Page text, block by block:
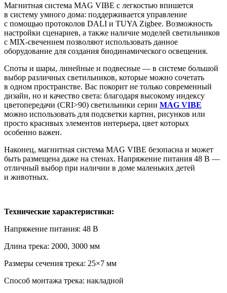
Магнитная система MAG VIBE с легкостью впишется
в систему умного дома: поддерживается управление
с помощью протоколов DALI и TUYA Zigbee. Возможность
настройки сценариев, а также наличие моделей светильников
с MIX-свечением позволяют использовать данное
оборудование для создания биодинамического освещения.
Споты и шары, линейные и подвесные — в системе большой
выбор различных светильников, которые можно сочетать
в одном пространстве. Вас покорит не только современный
дизайн, но и качество света: благодаря высокому индексу
цветопередачи (CRI>90) светильники серии MAG VIBE
можно использовать для подсветки картин, рисунков или
просто красивых элементов интерьера, цвет которых
особенно важен.
Наконец, магнитная система MAG VIBE безопасна и может
быть размещена даже на стенах. Напряжение питания 48 В —
отличный выбор при наличии в доме маленьких детей
и животных.
Технические характеристики:
Напряжение питания: 48 В
Длина трека: 2000, 3000 мм
Размеры сечения трека: 25×7 мм
Способ монтажа трека: накладной